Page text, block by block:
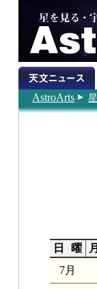
AstroArts
日 曜
7月